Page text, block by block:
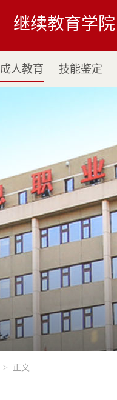
继续教育学院
成人教育 技能鉴定
> 正文